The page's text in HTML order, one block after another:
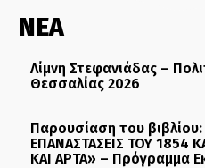
ΝΕΑ
Λίμνη Στεφανιάδας –
Θεσσαλίας 2026
Παρουσίαση του
ΕΠΑΝΑΣΤΑΣΕΙΣ ΤΟΥ 1854
ΚΑΙ ΑΡΤΑ» – Πρόγραμμα